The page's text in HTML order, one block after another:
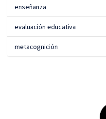
enseñanza
evaluación educativa
metacognición